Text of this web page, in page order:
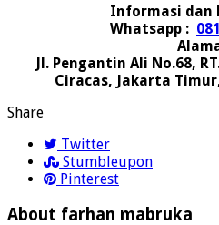
Informasi dan
Whatsapp :
Jl. Pengantin Ali No.68,
Ciracas, Jakarta
Share
Twitter
Stumbleupon
Pinterest
About farhan mabruka